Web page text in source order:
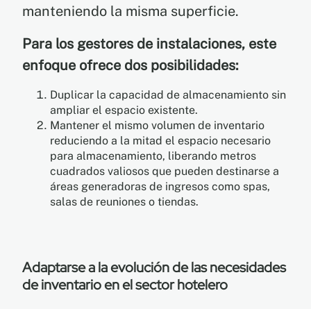
manteniendo la misma superficie.
Para los gestores de instalaciones, este
enfoque ofrece dos posibilidades:
Duplicar la capacidad de almacenamiento sin
ampliar el espacio existente.
Mantener el mismo volumen de inventario
reduciendo a la mitad el espacio necesario
para almacenamiento, liberando metros
cuadrados valiosos que pueden destinarse a
áreas generadoras de ingresos como spas,
salas de reuniones o tiendas.
Adaptarse a la evolución de las necesidades
de inventario en el sector hotelero